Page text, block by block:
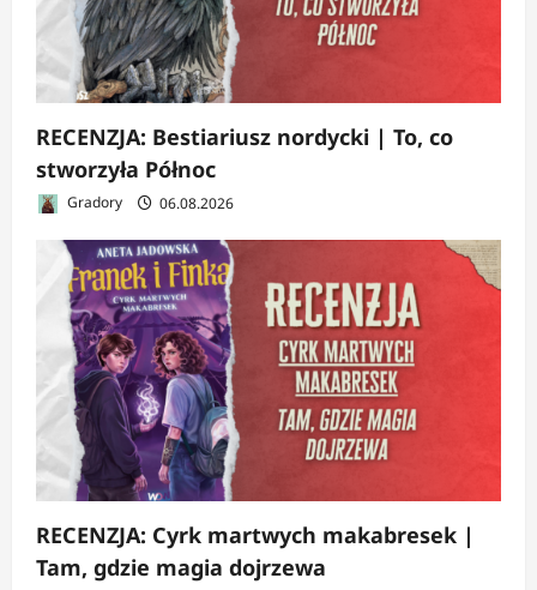
RECENZJA: Bestiariusz nordycki | To, co
stworzyła Północ
Gradory 06.08.2026
RECENZJA: Cyrk martwych makabresek |
Tam, gdzie magia dojrzewa